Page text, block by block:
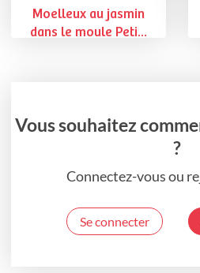
Moelleux au jasmin
dans le moule Peti...
Vous souhaitez
?
Connectez-vous ou
Se connecter